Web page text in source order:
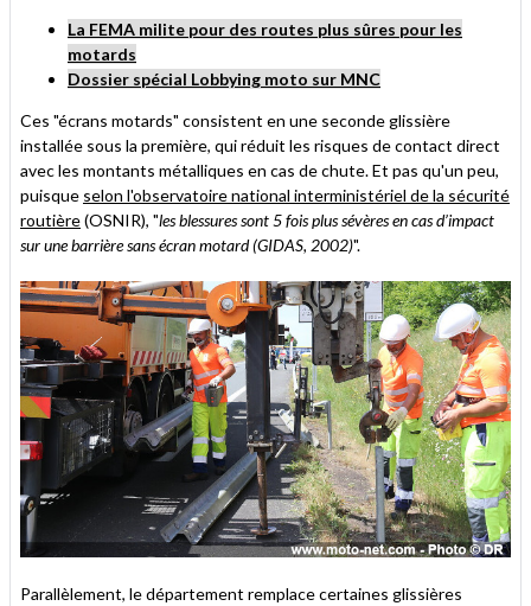
La FEMA milite pour des routes plus sûres pour les
motards
Dossier spécial Lobbying moto sur MNC
Ces "écrans motards" consistent en une seconde glissière
installée sous la première, qui réduit les risques de contact direct
avec les montants métalliques en cas de chute. Et pas qu'un peu,
puisque selon l'observatoire national interministériel de la sécurité
routière(OSNIR), "les blessures sont 5 fois plus sévères en cas d’impact
sur une barrière sans écran motard (GIDAS, 2002)".
Parallèlement, le département remplace certaines glissières